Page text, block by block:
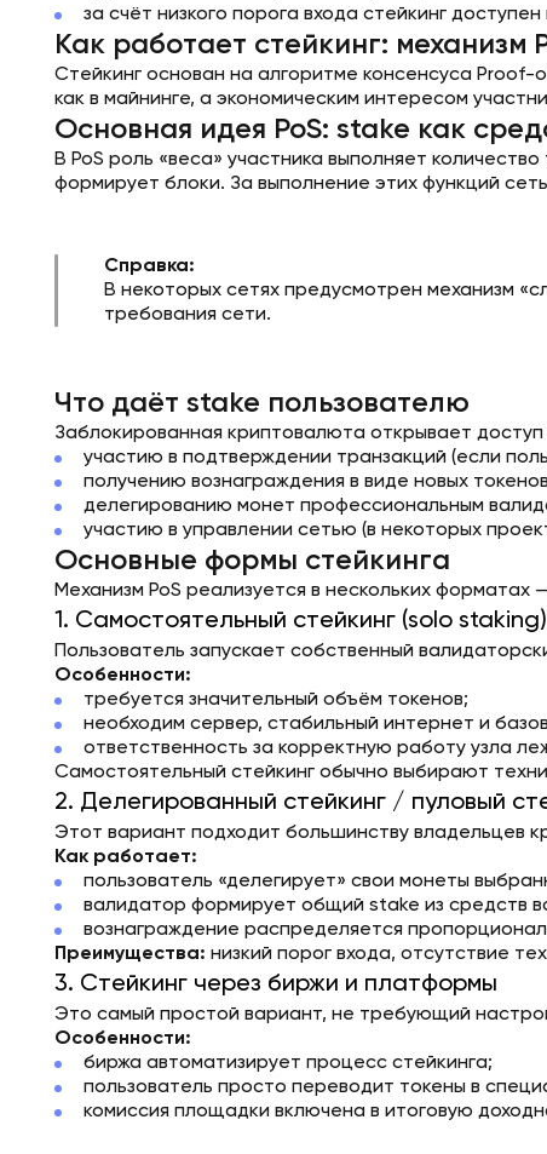
за счёт низкого порога входа стейкинг
Как работает стейкинг:
Стейкинг основан на алгоритме консенсуса
как в майнинге, а экономическим интересом
Основная идея PoS: stake как
В PoS роль «веса» участника выполняет
формирует блоки. За выполнение этих функций
Справка:
В некоторых сетях предусмотрен механизм
требования сети.
Что даёт stake пользователю
Заблокированная криптовалюта открывает доступ
участию в подтверждении транзакций (если
получению вознаграждения в виде новых
делегированию монет профессиональным
участию в управлении сетью (в некоторых
Основные формы стейкинга
Механизм PoS реализуется в нескольких
1. Самостоятельный стейкинг (solo staking)
Пользователь запускает собственный
Особенности:
требуется значительный объём токенов;
необходим сервер, стабильный интернет и
ответственность за корректную работу узла
Самостоятельный стейкинг обычно выбирают
2. Делегированный стейкинг / пуловый
Этот вариант подходит большинству владельцев
Как работает:
пользователь «делегирует» свои монеты
валидатор формирует общий stake из средств
вознаграждение распределяется
Преимущества: низкий порог входа, отсутствие
3. Стейкинг через биржи и платформы
Это самый простой вариант, не требующий
Особенности:
биржа автоматизирует процесс стейкинга;
пользователь просто переводит токены в
комиссия площадки включена в итоговую